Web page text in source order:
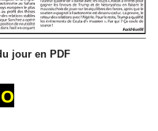
jour en PDF